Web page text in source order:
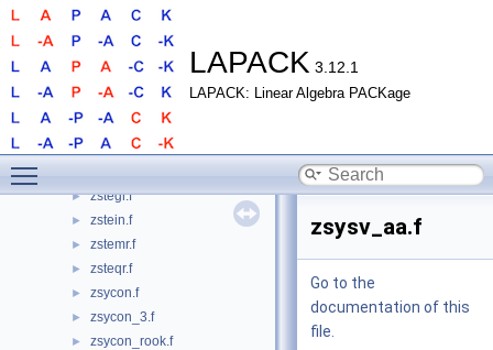
LAPACK 3.12.1
LAPACK: Linear Algebra PACKage
► zspsv.f
► zspsvx.f
► zsptrf.f
► zsptri.f
► zsptrs.f
► zstegr.f
► zstein.f
► zstemr.f
► zsteqr.f
► zsycon.f
► zsycon_3.f
► zsycon_rook.f
zsysv_aa.f
Go to the
documentation of this
file.